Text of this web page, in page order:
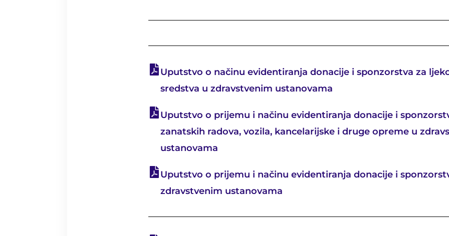
Uputstvo o načinu evidentiranja donacije i sponzorstva za
sredstva u zdravstvenim ustanovama
Uputstvo o prijemu i načinu evidentiranja donacije i
zanatskih radova, vozila, kancelarijske i druge opreme u
ustanovama
Uputstvo o prijemu i načinu evidentiranja donacije i
zdravstvenim ustanovama